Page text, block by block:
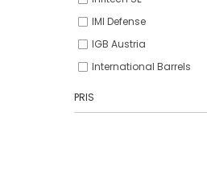
IMI Defense
IGB Austria
International Barrels
PRIS